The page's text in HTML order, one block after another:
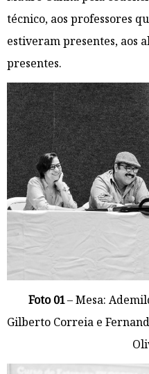
técnico, aos professores
estiveram presentes, aos
presentes.
Foto 01– Mesa:
Gilberto Correia e